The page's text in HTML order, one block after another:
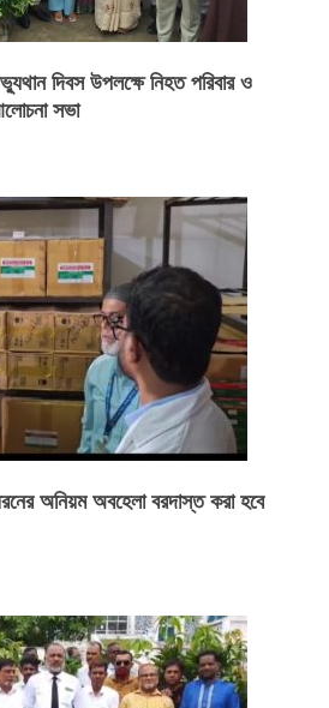
দিবস উপলক্ষে নিহত পরিবার ও
সভা
অনিয়ম অবহেলা বরদাস্ত করা হবে